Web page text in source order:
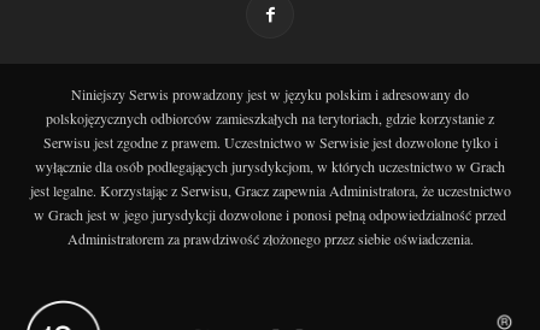
Niniejszy Serwis prowadzony jest w języku polskim i adresowany do
polskojęzycznych odbiorców zamieszkałych na terytoriach, gdzie korzystanie z
Serwisu jest zgodne z prawem. Uczestnictwo w Serwisie jest dozwolone tylko i
wyłącznie dla osób podlegających jurysdykcjom, w których uczestnictwo w Grach
jest legalne. Korzystając z Serwisu, Gracz zapewnia Administratora, że uczestnictwo
w Grach jest w jego jurysdykcji dozwolone i ponosi pełną odpowiedzialność przed
Administratorem za prawdziwość złożonego przez siebie oświadczenia.